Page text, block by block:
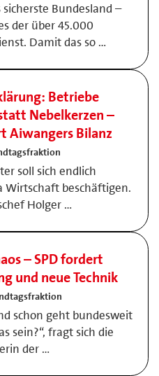
Bundesland –
der über 45.000
Damit das so …
Betriebe
Nebelkerzen –
Aiwangers Bilanz
soll sich endlich
beschäftigen.
Holger …
– SPD fordert
und neue Technik
schon geht bundesweit
sein?“, fragt sich die
der …